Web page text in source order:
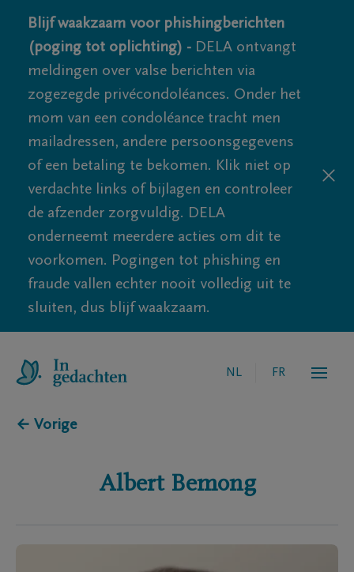
Blijf waakzaam voor phishingberichten
(poging tot oplichting) - DELA ontvangt
meldingen over valse berichten via
zogezegde privécondoléances. Onder het
mom van een condoléance tracht men
mailadressen, andere persoonsgegevens
of een betaling te bekomen. Klik niet op
verdachte links of bijlagen en controleer
de afzender zorgvuldig. DELA
onderneemt meerdere acties om dit te
voorkomen. Pogingen tot phishing en
fraude vallen echter nooit volledig uit te
sluiten, dus blijf waakzaam.
NL FR
← Vorige
Albert Bemong